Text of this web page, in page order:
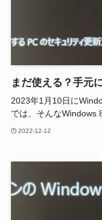
まだ使える？手元
2023年1月10日に
では、そんなWindows
2022-12-12